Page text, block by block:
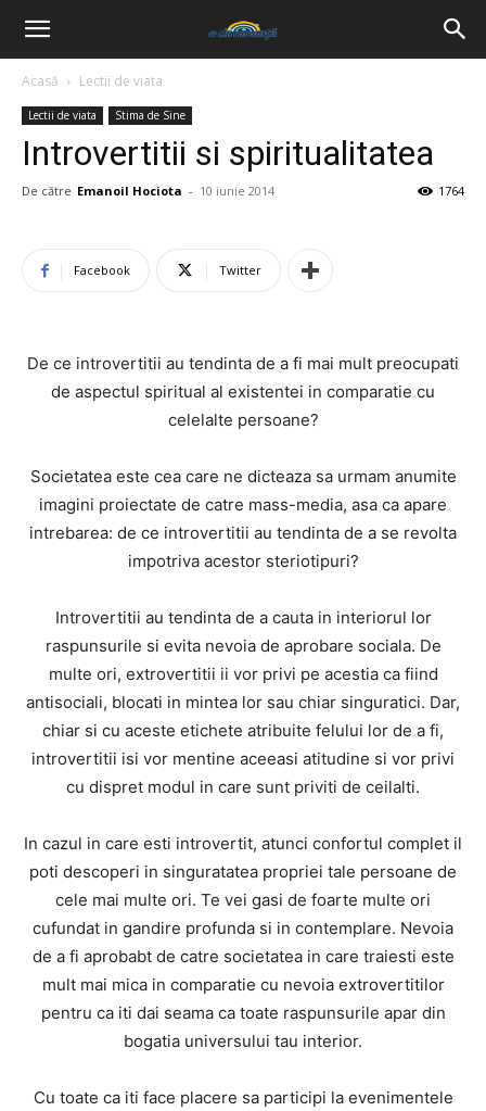
Acasă Lectii de viata
Lectii de viata Stima de Sine
Introvertitii si spiritualitatea
De către Emanoil Hociota - 10 iunie 2014 1764
Facebook Twitter
De ce introvertitii au tendinta de a fi mai mult preocupati
de aspectul spiritual al existentei in comparatie cu
celelalte persoane?
Societatea este cea care ne dicteaza sa urmam anumite
imagini proiectate de catre mass-media, asa ca apare
intrebarea: de ce introvertitii au tendinta de a se revolta
impotriva acestor steriotipuri?
Introvertitii au tendinta de a cauta in interiorul lor
raspunsurile si evita nevoia de aprobare sociala. De
multe ori, extrovertitii ii vor privi pe acestia ca fiind
antisociali, blocati in mintea lor sau chiar singuratici. Dar,
chiar si cu aceste etichete atribuite felului lor de a fi,
introvertitii isi vor mentine aceeasi atitudine si vor privi
cu dispret modul in care sunt priviti de ceilalti.
In cazul in care esti introvertit, atunci confortul complet il
poti descoperi in singuratatea propriei tale persoane de
cele mai multe ori. Te vei gasi de foarte multe ori
cufundat in gandire profunda si in contemplare. Nevoia
de a fi aprobabt de catre societatea in care traiesti este
mult mai mica in comparatie cu nevoia extrovertitilor
pentru ca iti dai seama ca toate raspunsurile apar din
bogatia universului tau interior.
Cu toate ca iti face placere sa participi la evenimentele